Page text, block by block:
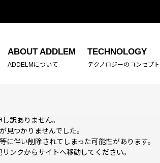
ABOUT ADDLEM
ADDELMについて
TECHNOLOGY
テクノロジーのコンセプト
訳ありません。
見つかりませんでした。
に伴い削除されてしまった可能性があります。
ンクからサイトへ移動してください。